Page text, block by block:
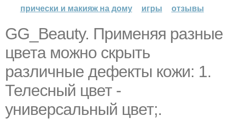
прически и макияж на дому
игры отзывы
GG_Beauty. Применяя разные
цвета можно скрыть
различные дефекты кожи: 1.
Телесный цвет -
универсальный цвет;.